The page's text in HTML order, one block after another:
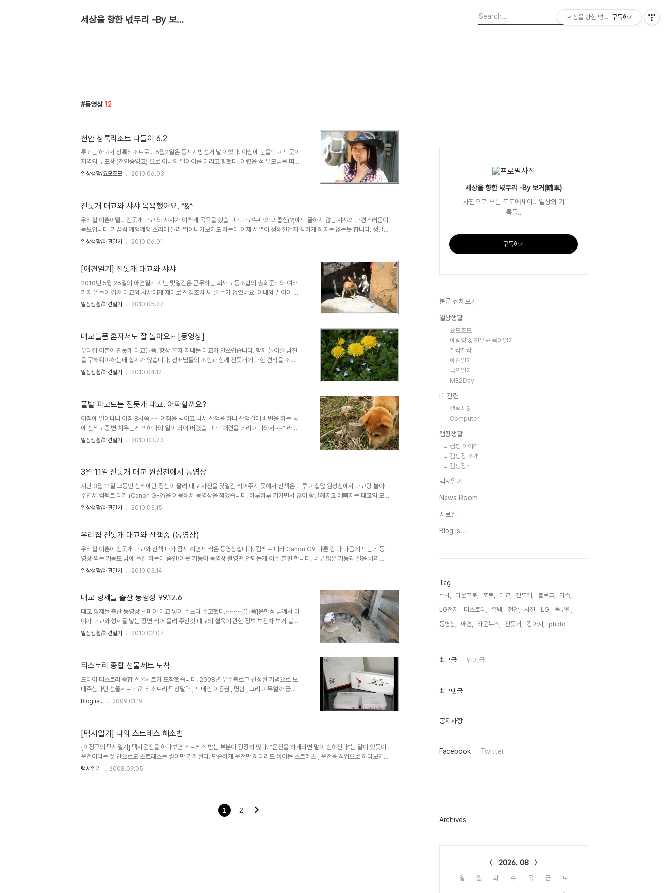
세상을 향한 넋두리 -By 보거(輔車)
동영상 12
천안 상록리조트 나들이 6.2
투표는 하고서 상록리조트로... 6월2일은 동시지방선거 날 이었다. 아침에 눈을뜨고 느긋이
지역의 투표장 (천안중앙고) 으로 아내와 딸아이를 데리고 향했다. 어렸을 적 부모님을 따라
투표장으로 갔을때는 길게 늘어선 줄을 볼 수 있었지만 요즘은 그런 모습을 구경할 수가 없
아하는 가족이 긴기산 아무것도 못한것이 미안해 잠시 짬을내어 멀지않은 상록리조트라도
다녀오기로 했다. 오랜만의 나들이 기뻐하는 가족들... 오랜만의 나들이라 그런지 다른 놀이
공원..
일상생활/요모조모 2010.06.03
진돗개 대교와 샤샤 목욕했어요. ^&^
우리집 이쁜이덜... 진돗개 대교 와 샤샤가 이쁘게 목욕을 했습니다. 대교누나의 괴롭힘(?)에도 굴하지 않는 샤샤의 대견스러움이
돋보입니다. 가끔씩 깨깽깨깽 소리에 놀라 뛰어나가보기도 하는데 이제 서열이 정해진건지 심하게 하지는 않는듯 합니다. 정말
심하다 싶지 않으면 그냥 두긴 하는데 왠지 샤샤 소심해 지지 않을까 걱정이 되기도 합니다. 얼마 지나지 않으면 샤샤의 덩치가
제 태어날 우리 터울이 찍어주려구요..~~ 허나 동영상 편집 정말 쉬운일이 아니네요...
일상생활/애견일기 2010.06.01
[애견일기] 진돗개 대교와 샤샤
2010년 5월 26일의 애견일기 지난 몇일간은 근무하는 회사 노동조합의 총회준비와 여러
가지 일들이 겹쳐 대교와 샤샤에게 제대로 신경조차 써 줄 수가 없었네요. 아내와 딸아이 예
림양이 항상 신경을 쓰긴 하지만요.. 목욕도 시켜주고 , 산책도 시켜주고 , 놀아도 주고 해야
궁금하실 듯 싶어 올려 봅니다. 월초에 샤샤를 입식하여 데려 오면서 간단한 검진도 할겸 ,
다니는 동물병원에 의사선생님께 자랑도 할겸 해서 동물병원에 갔다가 대교의 피부병..
일상생활/애견일기 2010.05.27
대교늘픔 혼자서도 잘 놀아요~ [동영상]
우리집 이쁜이 진돗개 대교늘픔! 항상 혼자 지내는 대교가 안쓰럽습니다. 함께 놀아줄 남친
을 구해줘야 하는데 쉽지가 않습니다. 선배님들의 조언과 함께 진돗개에 대한 견식을 조금
키우면서 구해봐야 할 것 같습니다. 2010년 4월 12일 오늘도 대교를 데리고 밖으로 나갔
혼자 지내고 있지만 항상 밝은 모습 보여주는 대교의 기특한 모습입니다. 혼자서도 열심히
뛰어 댕기는 대교(늘픔) 추가 1) 대교 차렷자세만 자른 동영상
일상생활/애견일기 2010.04.12
풀밭 파고드는 진돗개 대교. 어찌할까요?
아침에 일어나니 아침 8시쯤.~~ 아침을 먹이고 나서 산책을 하니 산책길에 배변을 하는 통
에 산책도중 변 치우는게 또하나의 일이 되어 버렸습니다. "애견을 데리고 나와서~~" 라는
소리 듣기도 싫고 지저분한 하천에서 시민들을 위한 생태형 하천으로 공사를 마친 하천이라
기님이신 친구의 바다님께서 전화를 주셨습니다. 반가운 마음에 한참을 통화하고 나서 산책
나가려니 아내가 이미 아침을 먹인 상황~~~ 다행히 정비하천 구간을 지나 흙 길에서 배변
을..
일상생활/애견일기 2010.03.23
3월 11일 진돗개 대교 원성천에서 동영상
지난 3월 11일 그동안 산책에만 정신이 팔려 대교 사진을 몇일간 찍어주지 못해서 산책은 미루고 집앞 원성천에서 대교랑 놀아
주면서 컴팩트 디카 (Canon G-9)을 이용해서 동영상을 찍었습니다. 하루하루 커가면서 많이 활발해지고 예뻐지는 대교의 모
습을 보면서 항상 행복감을 느낍니다. 아빠 대동이와 , 엄마 마야의 모습을 보고는 앞으로의 대교 모습이 더욱더 기대가 되기도
모습도 함께 올려볼 요량입니다. 물론 견주의 허가를 득하고 퍼 올 예정..
일상생활/애견일기 2010.03.15
우리집 진돗개 대교와 산책중 (동영상)
우리집 이쁜이 진돗개 대교와 산책 나가 잠시 쉬면서 찍은 동영상입니다. 컴팩트 디카 Canon G9 다른 건 다 마음에 드는데 동
영상 찍는 기능도 맘에 들긴 하는데 줌인/아웃 기능이 동영상 촬영땐 안되는게 아주 불편 합니다. 너무 많은 기능과 질을 바라면
디카가 아닌 디캠을 사야 하겠지만 그래도 가끔 찍어보면서 재미있기는 합니다. 2010년 3월 14일 대교와 유량동 쪽으로 산책
일상생활/애견일기 2010.03.14
대교 형제들 출산 동영상 99.12.6
대교 형제들 출산 동영상 ~ 마야 대교 낳아 주느라 수고했다.~~~~ [늘픔]윤한정 님께서 마
야가 대교와 형제들 낳는 장면 찍어 올려 주신것 대교의 혈육에 관한 정보 보관차 보거 블로
그 게시물에 함께 합니다.
일상생활/애견일기 2010.02.07
티스토리 종합 선물세트 도착
드디어 티스토리 종합 선물세트가 도착했습니다. 2008년 우수블로그 선정된 기념으로 보
내주신다던 선물세트네요. 티소토리 탁상달력 , 도메인 이용권 , 명함 , 그리고 무얼까 궁금
했던 그 작은선물 그것은 바로 메모가능한 탁상시계 였습니다. 도자기로 만든 hand made
작은선물이라 말씀하시던 메모가능 탁상시계가 손수만들어진 도자기 제품이기에 붙여진
것 같습니다.) # 선물세트 단체사진 # 손수만들어진 탁상시계 보호를 위한 또한번의 포장..
Blog is... 2009.01.19
[택시일기] 나의 스트레스 해소법
[이정구의 택시일기] 택시운전을 하다보면 스트레스 받는 부분이 굉장히 많다. "운전을 하게되면 말이 험해진다"는 말이 있듯이
운전이라는 것 만으로도 스트레스는 쌓여만 가게된다. 단순하게 운전만 하더라도 쌓이는 스트레스 , 운전을 직업으로 하다보면
특히 승객을 모시고 운전을 하다보면 그 스트레스 라는것은 잠시잠깐의 운전만 하는 운전자들에 비해 몇배는 족히 될꺼라고 생각
택시일기 2008.09.05
1 2
세상을 향한 넋두리 -By 보거(輔車)
사진으로 쓰는 포토에세이.. 일상의 기
록들..
구독하기
분류 전체보기
일상생활
요모조모
예림양 & 진우군 육아일기
찰칵찰칵
애견일기
금연일기
ME2Day
IT 관련
갤럭시S
Computer
캠핑생활
캠핑 이야기
캠핑장 소개
캠핑장비
택시일기
News Room
자료실
Blog is...
Tag
택시, 타운포토, 포토, 대교, 진도개, 블로그,
가족,
LG전자,
티스토리, 흑백, 천안, 사진, LG,
풀무원,
동영상,
애견, 타운뉴스, 진돗개, 강아지, photo,
최
인
최근글 인기글
최근댓글
공지사항
페
그
Facebook Twitter
Archives
2026. 08
일 월 화 수 목 금 토
세상을 향한 넋두리 -By 보거(輔車)
구독하기